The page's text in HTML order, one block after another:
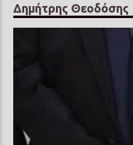
ΕΛΕΝΗ ΤΣΑΛΙΓΟΠΟΥΛΟΥ
Δημήτρης Θεοδόσης